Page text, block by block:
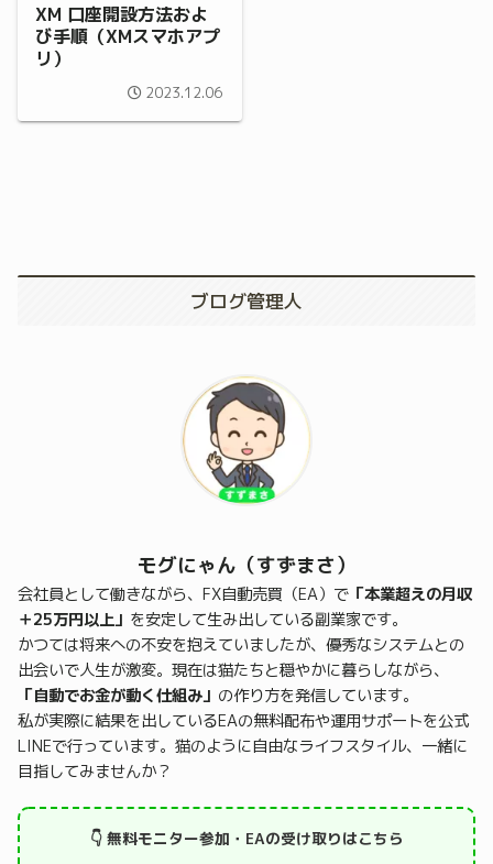
XM 口座開設方法およ
び手順（XMスマホアプ
リ）
2023.12.06
ブログ管理人
モグにゃん（すずまさ）
会社員として働きながら、FX自動売買（EA）で 「本業超えの月収
＋25万円以上」 を安定して生み出している副業家です。
かつては将来への不安を抱えていましたが、優秀なシステムとの
出会いで人生が激変。現在は猫たちと穏やかに暮らしながら、
「自動でお金が動く仕組み」 の作り方を発信しています。
私が実際に結果を出しているEAの無料配布や運用サポートを公式
LINEで行っています。猫のように自由なライフスタイル、一緒に
目指してみませんか？
👇 無料モニター参加・EAの受け取りはこちら